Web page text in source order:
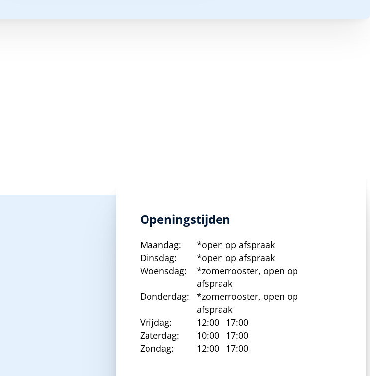
Openingstijden
Maandag:
*open op afspraak
Dinsdag:
*open op afspraak
Woensdag:
*zomerrooster, open op
afspraak
Donderdag:
*zomerrooster, open op
afspraak
Vrijdag:
12:00
17:00
Zaterdag:
10:00
17:00
Zondag:
12:00 17:00